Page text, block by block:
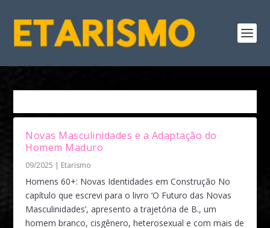
Novas Masculinidades e a Adaptação do
Homem Maduro
09/2025 | Etarismo
Homens 60+: Novas Identidades em Construção No
capítulo que escrevi para o livro ‘O Futuro das Novas
Masculinidades’, apresento a trajetória de B., um
homem branco, cisgênero, heterosexual e com mais de